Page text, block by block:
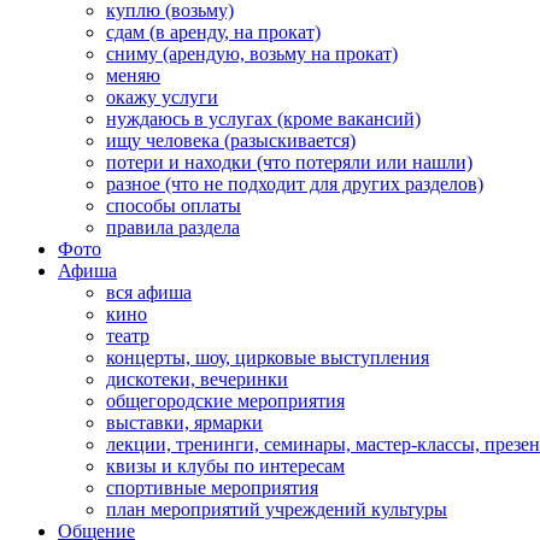
куплю (возьму)
сдам (в аренду, на прокат)
сниму (арендую, возьму на прокат)
меняю
окажу услуги
нуждаюсь в услугах (кроме вакансий)
ищу человека (разыскивается)
потери и находки (что потеряли или нашли)
разное (что не подходит для других разделов)
способы оплаты
правила раздела
Фото
Афиша
вся афиша
кино
театр
концерты, шоу, цирковые выступления
дискотеки, вечеринки
общегородские мероприятия
выставки, ярмарки
лекции, тренинги, семинары, мастер-классы,
квизы и клубы по интересам
спортивные мероприятия
план мероприятий учреждений культуры
Общение